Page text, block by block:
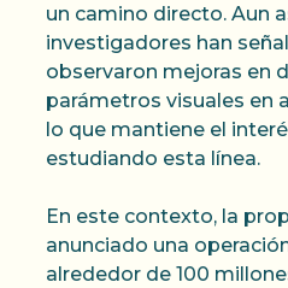
un camino directo. Aun
investigadores han
observaron mejoras en
parámetros visuales en
lo que mantiene el
estudiando esta línea.
En este contexto, la
anunciado una
alrededor de 100